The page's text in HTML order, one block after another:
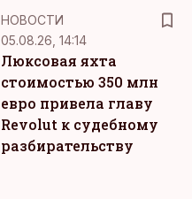
НОВОСТИ
05.08.26, 14:14
Люксовая яхта
стоимостью 350 млн
евро привела главу
Revolut к судебному
разбирательству